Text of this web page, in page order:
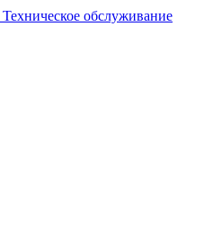
Техническое обслуживание